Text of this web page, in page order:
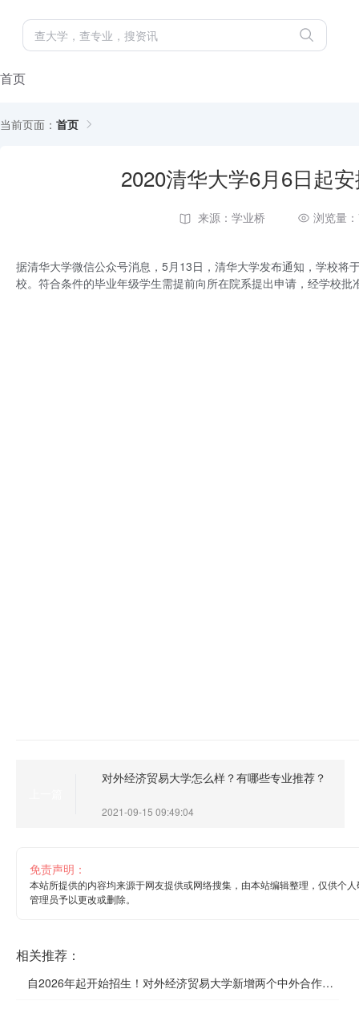
首页
当前页面： 首页
2020清华大学6月6日起
来源：学业桥 浏览量
据清华大学微信公众号消息，5月13日，清华大学发布通知，学校
校。符合条件的毕业年级学生需提前向所在院系提出申请，经学校批
对外经济贸易大学怎么样？有哪些专业推荐？
2021-09-15 09:49:04
免责声明：
本站所提供的内容均来源于网友提供或网络搜集，由本站编辑整理，仅供个
管理员予以更改或删除。
相关推荐：
自2026年起开始招生！对外经济贸易大学新增两个中外合作办